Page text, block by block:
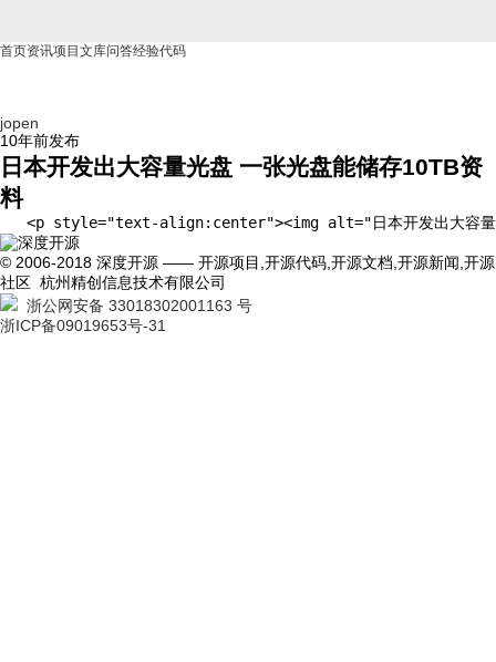
首页资讯项目 文库问答经验代码
jopen
10年前发布
日本开发出大容量光盘 一张光盘能储存10TB资
料
<p style="text-align:center"><img alt="日本开发出大容量光
© 2006-2018 深度开源 —— 开源项目,开源代码,开源文档,开源新闻,开源
社区 杭州精创信息技术有限公司
浙公网安备 33018302001163 号
浙ICP备09019653号-31